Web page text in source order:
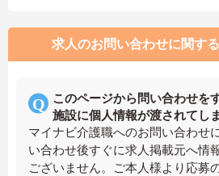
求人のお問い合わせに関す
このページから問い合わせを
施設に個人情報が渡されてし
マイナビ介護職へのお問い合わせ
い合わせ後すぐに求人掲載元へ情
ございません。ご本人様より応募